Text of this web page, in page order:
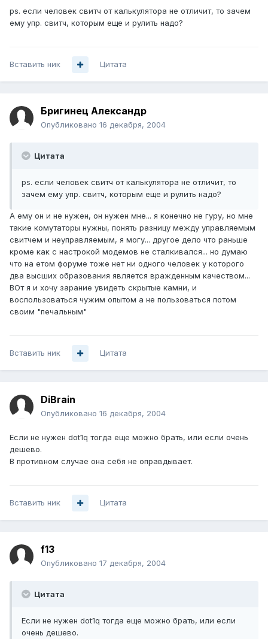
ps. если человек свитч от калькулятора не отличит, то зачем
ему упр. свитч, которым еще и рулить надо?
Вставить ник Цитата
Бригинец Александр
Опубликовано 16 декабря, 2004
Цитата
ps. если человек свитч от калькулятора не отличит, то
зачем ему упр. свитч, которым еще и рулить надо?
А ему он и не нужен, он нужен мне... я конечно не гуру, но мне
такие комутаторы нужны, понять разницу между управляемым
свитчем и неуправляемым, я могу... другое дело что раньше
кроме как с настрокой модемов не сталкивался... но думаю
что на етом форуме тоже нет ни одного человек у которого
два высших образования является вражденным качеством...
ВОт я и хочу зарание увидеть скрытые камни, и
воспользоваться чужим опытом а не пользоваться потом
своим "печальным"
Вставить ник Цитата
DiBrain
Опубликовано 16 декабря, 2004
Если не нужен dot1q тогда еще можно брать, или если очень
дешево.
В противном случае она себя не оправдывает.
Вставить ник Цитата
f13
Опубликовано 17 декабря, 2004
Цитата
Если не нужен dot1q тогда еще можно брать, или если
очень дешево.